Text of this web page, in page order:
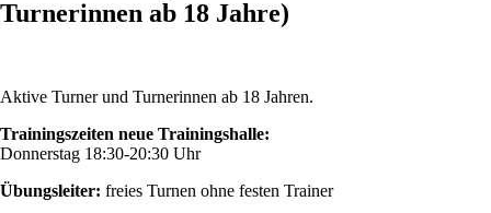
Turnerinnen ab 18 Jahre)
Aktive Turner und Turnerinnen ab 18 Jahren.
Trainingszeiten neue Trainingshalle:
Donnerstag 18:30-20:30 Uhr
Übungsleiter: freies Turnen ohne festen Trainer